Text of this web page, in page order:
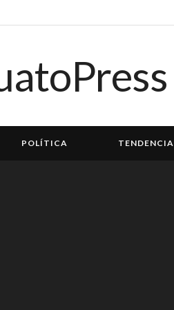
POLÍTICA TENDENCIA